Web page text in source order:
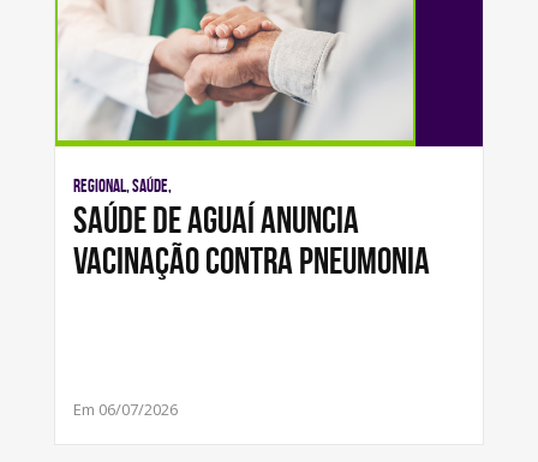
Regional, Saúde,
Saúde de Aguaí anuncia
vacinação contra pneumonia
Em 06/07/2026